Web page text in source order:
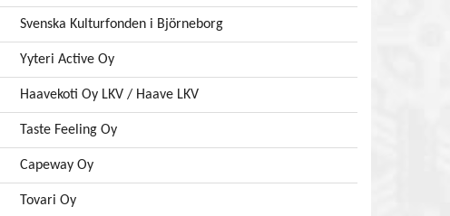
Svenska Kulturfonden i Björneborg
Yyteri Active Oy
Haavekoti Oy LKV / Haave LKV
Taste Feeling Oy
Capeway Oy
Tovari Oy